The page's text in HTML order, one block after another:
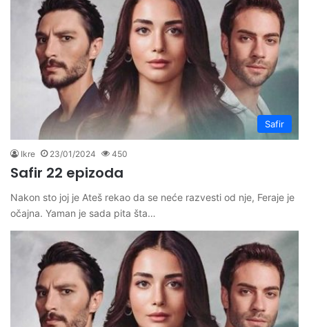
Safir
Ikre 23/01/2024 450
Safir 22 epizoda
Nakon sto joj je Ateš rekao da se neće razvesti od nje, Feraje je
očajna. Yaman je sada pita šta…